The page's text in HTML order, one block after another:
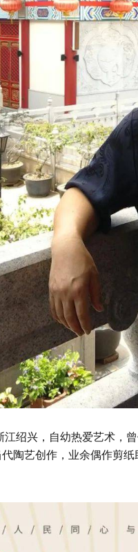
绍兴，自幼热爱艺术，
陶艺创作，业余偶作剪